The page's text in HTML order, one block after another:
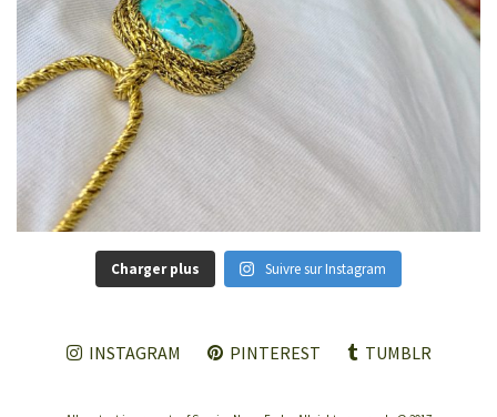
Charger plus Suivre sur Instagram
INSTAGRAM PINTEREST TUMBLR